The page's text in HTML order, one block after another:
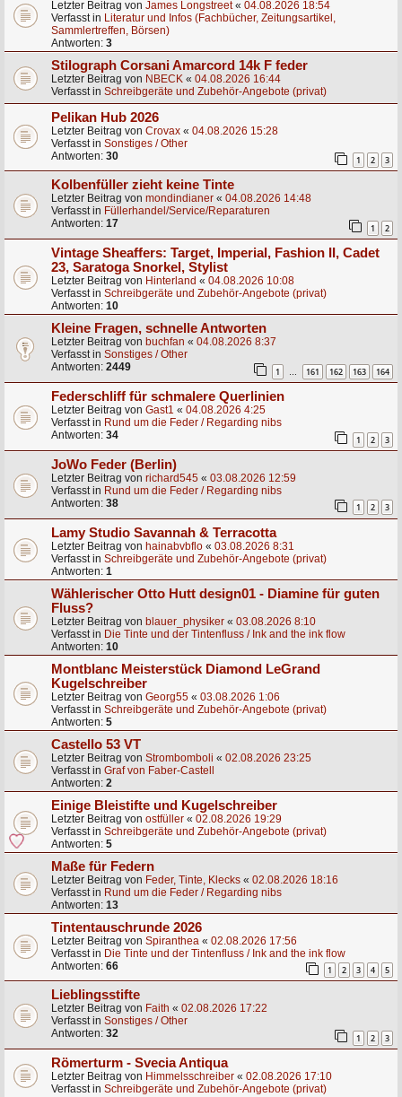
Letzter Beitrag von James Longstreet« 04.08.2026 18:54
Verfasst in Literatur und Infos (Fachbücher, Zeitungsartikel,
Sammlertreffen, Börsen)
Antworten: 3
Stilograph Corsani Amarcord 14k F feder
Letzter Beitrag von NBECK « 04.08.2026 16:44
Verfasst in Schreibgeräte und Zubehör-Angebote (privat)
Pelikan Hub 2026
Letzter Beitrag von Crovax « 04.08.2026 15:28
Verfasst in Sonstiges / Other
Antworten: 30 1 2 3
Kolbenfüller zieht keine Tinte
Letzter Beitrag von mondindianer « 04.08.2026 14:48
Verfasst in Füllerhandel/Service/Reparaturen
Antworten: 17 1 2
Vintage Sheaffers: Target, Imperial, Fashion II, Cadet
23, Saratoga Snorkel, Stylist
Letzter Beitrag von Hinterland « 04.08.2026 10:08
Verfasst in Schreibgeräte und Zubehör-Angebote (privat)
Antworten: 10
Kleine Fragen, schnelle Antworten
Letzter Beitrag von buchfan « 04.08.2026 8:37
Verfasst in Sonstiges / Other
Antworten: 2449 1 … 161 162 163 164
Federschliff für schmalere Querlinien
Letzter Beitrag von Gast1 « 04.08.2026 4:25
Verfasst in Rund um die Feder / Regarding nibs
Antworten: 34 1 2 3
JoWo Feder (Berlin)
Letzter Beitrag von richard545 « 03.08.2026 12:59
Verfasst in Rund um die Feder / Regarding nibs
Antworten: 38 1 2 3
Lamy Studio Savannah & Terracotta
Letzter Beitrag von hainabvbflo « 03.08.2026 8:31
Verfasst in Schreibgeräte und Zubehör-Angebote (privat)
Antworten: 1
Wählerischer Otto Hutt design01 - Diamine für guten
Fluss?
Letzter Beitrag von blauer_physiker « 03.08.2026 8:10
Verfasst in Die Tinte und der Tintenfluss / Ink and the ink flow
Antworten: 10
Montblanc Meisterstück Diamond LeGrand
Kugelschreiber
Letzter Beitrag von Georg55 « 03.08.2026 1:06
Verfasst in Schreibgeräte und Zubehör-Angebote (privat)
Antworten: 5
Castello 53 VT
Letzter Beitrag von Strombomboli « 02.08.2026 23:25
Verfasst in Graf von Faber-Castell
Antworten: 2
Einige Bleistifte und Kugelschreiber
Letzter Beitrag von ostfüller « 02.08.2026 19:29
Verfasst in Schreibgeräte und Zubehör-Angebote (privat)
Antworten: 5
Maße für Federn
Letzter Beitrag von Feder, Tinte, Klecks « 02.08.2026 18:16
Verfasst in Rund um die Feder / Regarding nibs
Antworten: 13
Tintentauschrunde 2026
Letzter Beitrag von Spiranthea « 02.08.2026 17:56
Verfasst in Die Tinte und der Tintenfluss / Ink and the ink flow
Antworten: 66 1 2 3 4 5
Lieblingsstifte
Letzter Beitrag von Faith « 02.08.2026 17:22
Verfasst in Sonstiges / Other
Antworten: 32 1 2 3
Römerturm - Svecia Antiqua
Letzter Beitrag von Himmelsschreiber « 02.08.2026 17:10
Verfasst in Schreibgeräte und Zubehör-Angebote (privat)